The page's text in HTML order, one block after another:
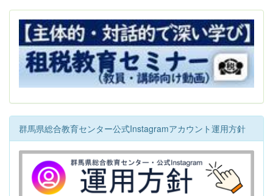
群馬県総合教育センター公式Instagramアカウント運用方針